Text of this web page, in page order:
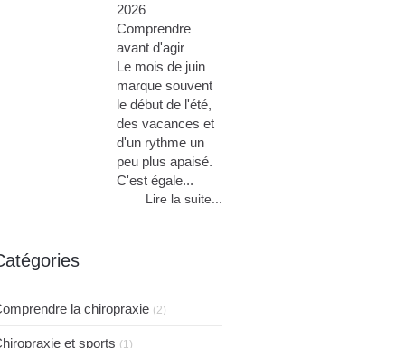
2026
Comprendre
avant d'agir
Le mois de juin
marque souvent
le début de l'été,
des vacances et
d'un rythme un
peu plus apaisé.
C'est égale...
Lire la suite...
la chiropraxie (2)
et sports (1)